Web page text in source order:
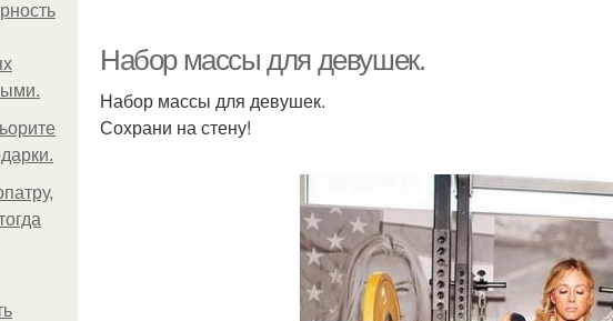
Набор массы для девушек.
Набор массы для девушек.
Сохрани на стену!